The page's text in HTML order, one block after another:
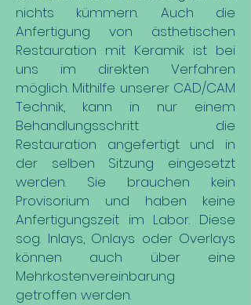
nichts kümmern. Auch die
Anfertigung von ästhetischen
Restauration mit Keramik ist bei
uns im direkten Verfahren
möglich. Mithilfe unserer CAD/CAM
Technik, kann in nur einem
Behandlungsschritt die
Restauration angefertigt und in
der selben Sitzung eingesetzt
werden. Sie brauchen kein
Provisorium und haben keine
Anfertigungszeit im Labor. Diese
sog. Inlays, Onlays oder Overlays
können auch über eine
Mehrkostenvereinbarung
getroffen werden.